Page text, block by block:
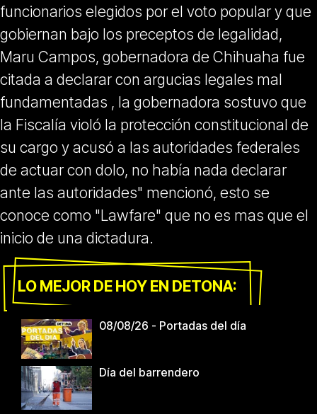
funcionarios elegidos por el voto popular y que
gobiernan bajo los preceptos de legalidad,
Maru Campos, gobernadora de Chihuaha fue
citada a declarar con argucias legales mal
fundamentadas , la gobernadora sostuvo que
la Fiscalía violó la protección constitucional de
su cargo y acusó a las autoridades federales
de actuar con dolo, no había nada declarar
ante las autoridades" mencionó, esto se
conoce como "Lawfare" que no es mas que el
inicio de una dictadura.
LO MEJOR DE HOY EN DETONA:
08/08/26 - Portadas del día
Día del barrendero